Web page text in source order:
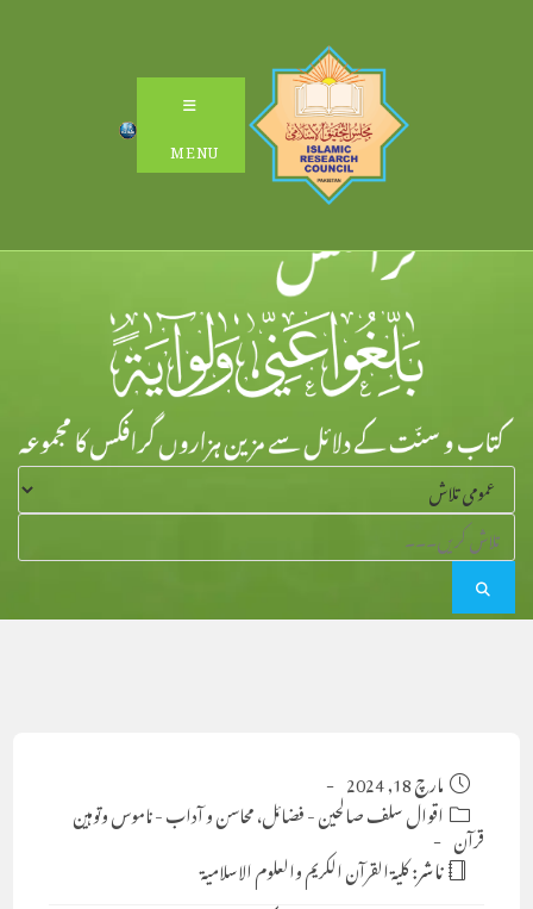
MENU
Post
published:
مارچ 18, 2024
Post
category:
اقوال سلف صالحین-فضائل، محاسن و آداب-ناموس وتوہین
قرآن
ناشر:كلية القرآن الكريم والعلوم الاسلامية